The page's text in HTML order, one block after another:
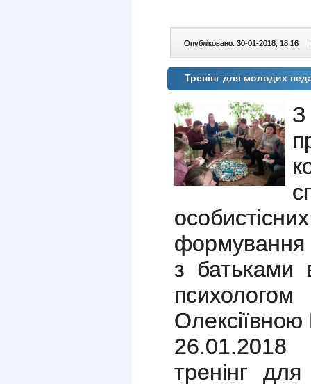
Опубліковано: 30-01-2018, 18:16 |
Тренінг для молодих
формування
з батьками
тренінг